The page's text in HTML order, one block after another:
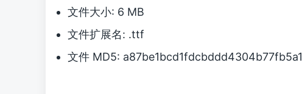
文件大小: 6 MB
文件扩展名: .ttf
文件 MD5: